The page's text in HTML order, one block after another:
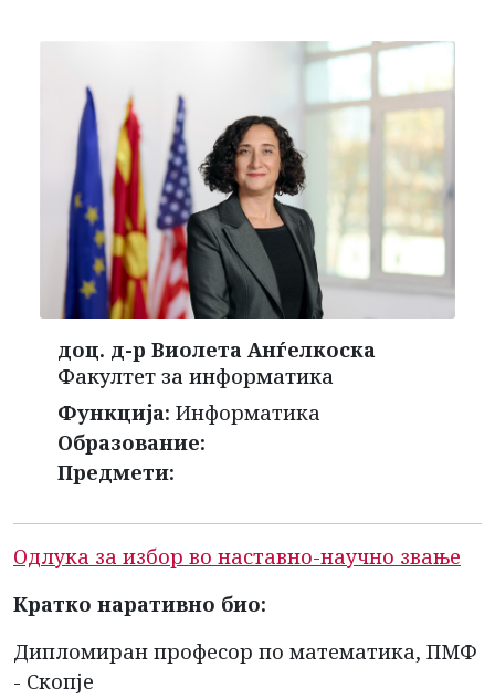
доц. д-р Виолета Анѓелкоска
Факултет за информатика
Функција: Информатика
Образование:
Предмети:
Одлука за избор во наставно-научно звање
Кратко наративно био:
Дипломиран професор по математика, ПМФ
- Скопје